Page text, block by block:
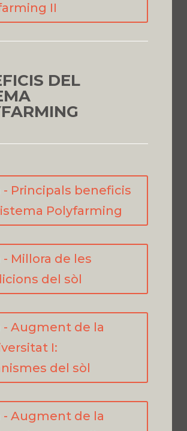
II
DEL
- Principals beneficis
Polyfarming
- Millora de les
del sòl
- Augment de la
I:
del sòl
- Augment de la